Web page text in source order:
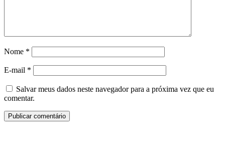
Nome *
E-mail *
Salvar meus dados neste navegador para a próxima vez que eu
comentar.